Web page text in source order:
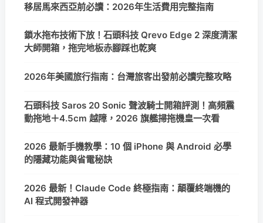
移居馬來西亞前必讀：2026年生活費用完整指南
鎖水拖布技術下放！石頭科技 Qrevo Edge 2 深度清潔
大師開箱，拖完地板赤腳踩也乾爽
2026年美國旅行指南：台灣旅客出發前必讀完整攻略
石頭科技 Saros 20 Sonic 聲波騎士開箱評測！高頻震
動拖地＋4.5cm 越障，2026 旗艦掃拖機皇一次看
2026 最新手機教學：10 個 iPhone 與 Android 必學
的隱藏功能與省電秘訣
2026 最新！Claude Code 終極指南：顛覆終端機的
AI 程式開發神器